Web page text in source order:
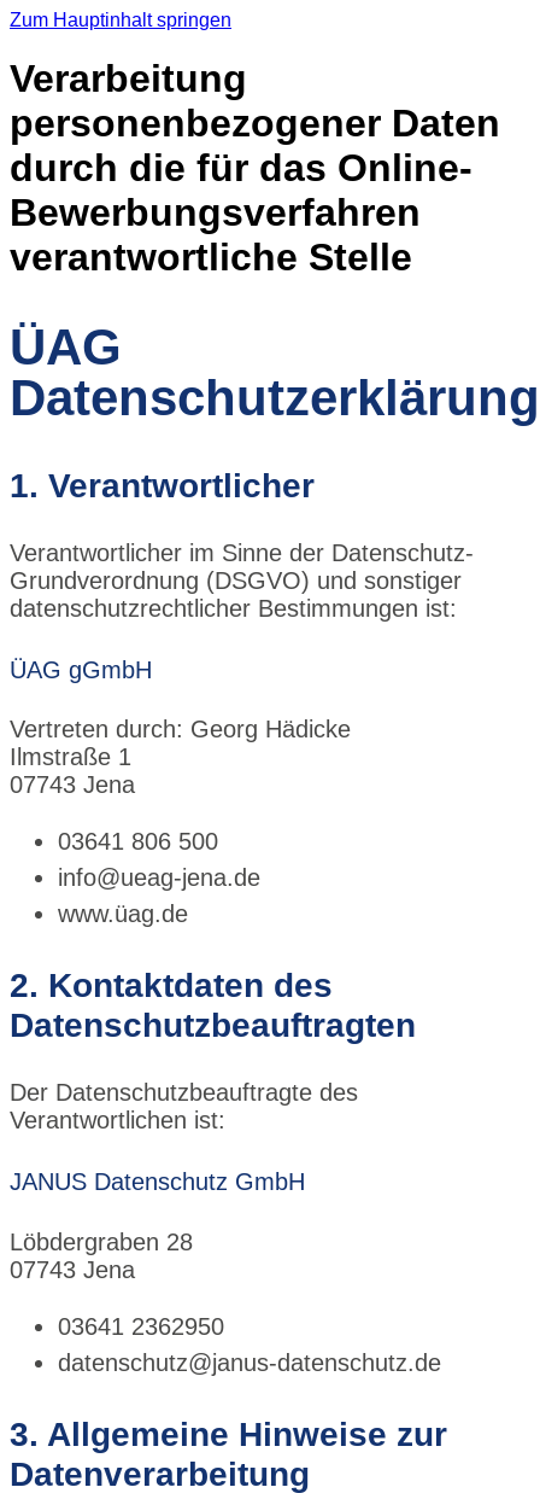
Zum Hauptinhalt springen
Verarbeitung
personenbezogener Daten
durch die für das Online-
Bewerbungsverfahren
verantwortliche Stelle
ÜAG
Datenschutzerklärung
1. Verantwortlicher
Verantwortlicher im Sinne der Datenschutz-
Grundverordnung (DSGVO) und sonstiger
datenschutzrechtlicher Bestimmungen ist:
ÜAG gGmbH
Vertreten durch: Georg Hädicke
Ilmstraße 1
07743 Jena
03641 806 500
info@ueag-jena.de
www.üag.de
2. Kontaktdaten des
Datenschutzbeauftragten
Der Datenschutzbeauftragte des
Verantwortlichen ist:
JANUS Datenschutz GmbH
Löbdergraben 28
07743 Jena
03641 2362950
datenschutz@janus-datenschutz.de
3. Allgemeine Hinweise zur
Datenverarbeitung